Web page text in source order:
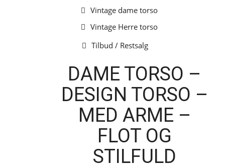
Vintage dame torso
Vintage Herre torso
Tilbud / Restsalg
DAME TORSO –
DESIGN TORSO –
MED ARME –
FLOT OG
STILFULD